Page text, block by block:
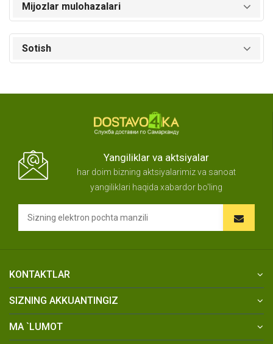
Mijozlar mulohazalari
Sotish
Yangiliklar va aktsiyalar
har doim bizning aktsiyalarimiz va sanoat
yangiliklari haqida xabardor bo'ling
KONTAKTLAR
SIZNING AKKUANTINGIZ
MA `LUMOT